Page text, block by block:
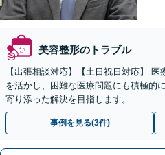
美容整形のトラブル
【出張相談対応】【土日祝日対応】
を活かし、困難な医療問題にも積極的
寄り添った解決を目指します。
事例を見る(3件)